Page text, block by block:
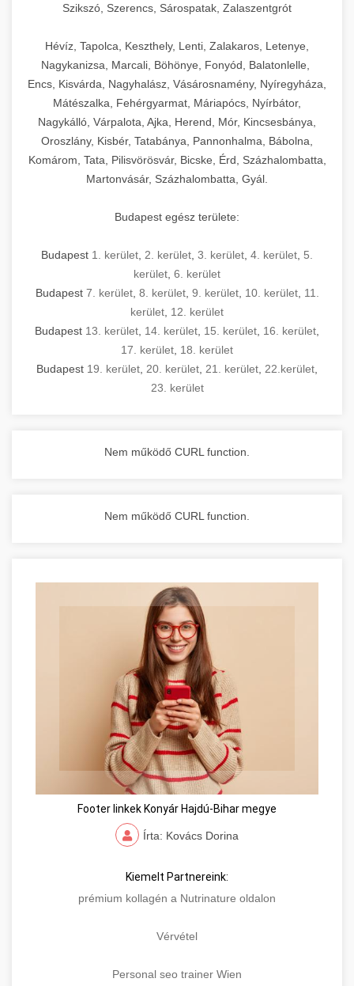
Szikszó, Szerencs, Sárospatak, Zalaszentgrót
Hévíz, Tapolca, Keszthely, Lenti, Zalakaros, Letenye,
Nagykanizsa, Marcali, Böhönye, Fonyód, Balatonlelle,
Encs, Kisvárda, Nagyhalász, Vásárosnamény, Nyíregyháza,
Mátészalka, Fehérgyarmat, Máriapócs, Nyírbátor,
Nagykálló, Várpalota, Ajka, Herend, Mór, Kincsesbánya,
Oroszlány, Kisbér, Tatabánya, Pannonhalma, Bábolna,
Komárom, Tata, Pilisvörösvár, Bicske, Érd, Százhalombatta,
Martonvásár, Százhalombatta, Gyál.
Budapest egész területe:
Budapest 1. kerület 2. kerület 3. kerület 4. kerület 5.
kerület 6. kerület
Budapest 7. kerület, 8. kerület, 9. kerület, 10. kerület, 11.
kerület 12. kerület
Budapest 13. kerület 14. kerület 15. kerület 16. kerület
17. kerület 18. kerület
Budapest 19. kerület 20. kerület 21. kerület 22.kerület
23. kerület
Nem működő CURL function.
Nem működő CURL function.
Footer linkek Konyár Hajdú-Bihar megye
Írta: Kovács Dorina
Kiemelt Partnereink:
prémium kollagén a Nutrinature oldalon
Vérvétel
Personal seo trainer Wien